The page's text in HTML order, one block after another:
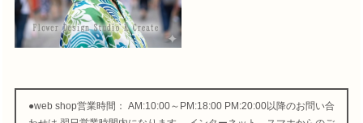
●web shop営業時間： AM:10:00～PM:18:00 PM:20:00以降のお問い合